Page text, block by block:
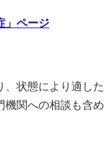
」ページ
状態により適した
機関への相談も含め